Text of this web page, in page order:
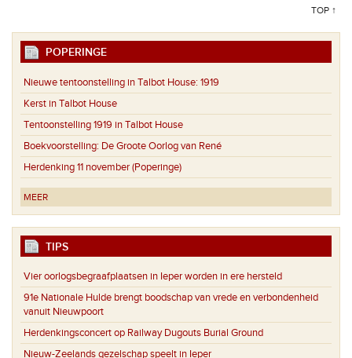
TOP ↑
POPERINGE
Nieuwe tentoonstelling in Talbot House: 1919
Kerst in Talbot House
Tentoonstelling 1919 in Talbot House
Boekvoorstelling: De Groote Oorlog van René
Herdenking 11 november (Poperinge)
MEER
TIPS
Vier oorlogsbegraafplaatsen in Ieper worden in ere hersteld
91e Nationale Hulde brengt boodschap van vrede en verbondenheid
vanuit Nieuwpoort
Herdenkingsconcert op Railway Dugouts Burial Ground
Nieuw-Zeelands gezelschap speelt in Ieper